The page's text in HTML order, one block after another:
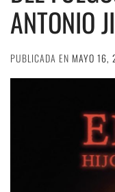
ANTONIO
PUBLICADA EN MAYO 16,